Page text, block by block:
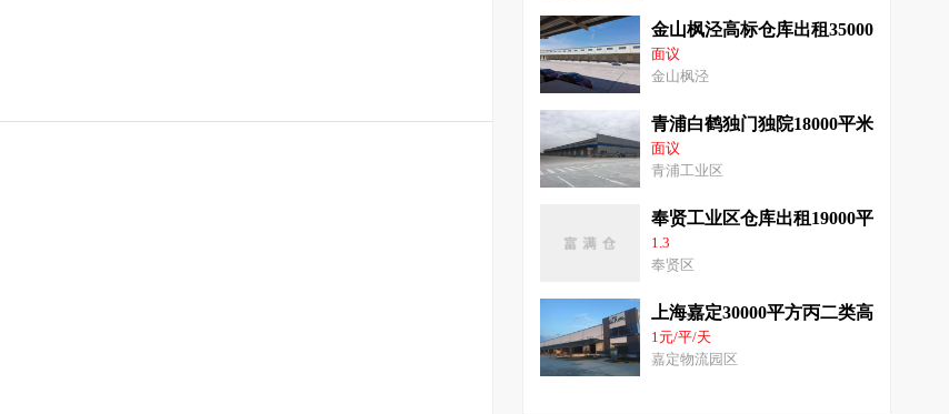
金山枫泾高标仓库出租35000平米双
面议
金山枫泾
青浦白鹤独门独院18000平米丙二类
面议
青浦工业区
奉贤工业区仓库出租19000平米物流
1.3
奉贤区
上海嘉定30000平方丙二类高平台仓
1元/平/天
嘉定物流园区